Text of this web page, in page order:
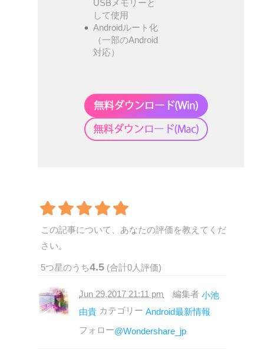
USBメモリーと
して使用
Androidルート化
（一部のAndroid
対応）
この記事について、あなたの評価を教えてくだ
さい。
5つ星のうち4.5 (合計0 人評価)
Jun 29,2017 21:11 pm 編集者 小池
由貴 カテゴリー Android最新情報
フォロー@Wondershare_jp